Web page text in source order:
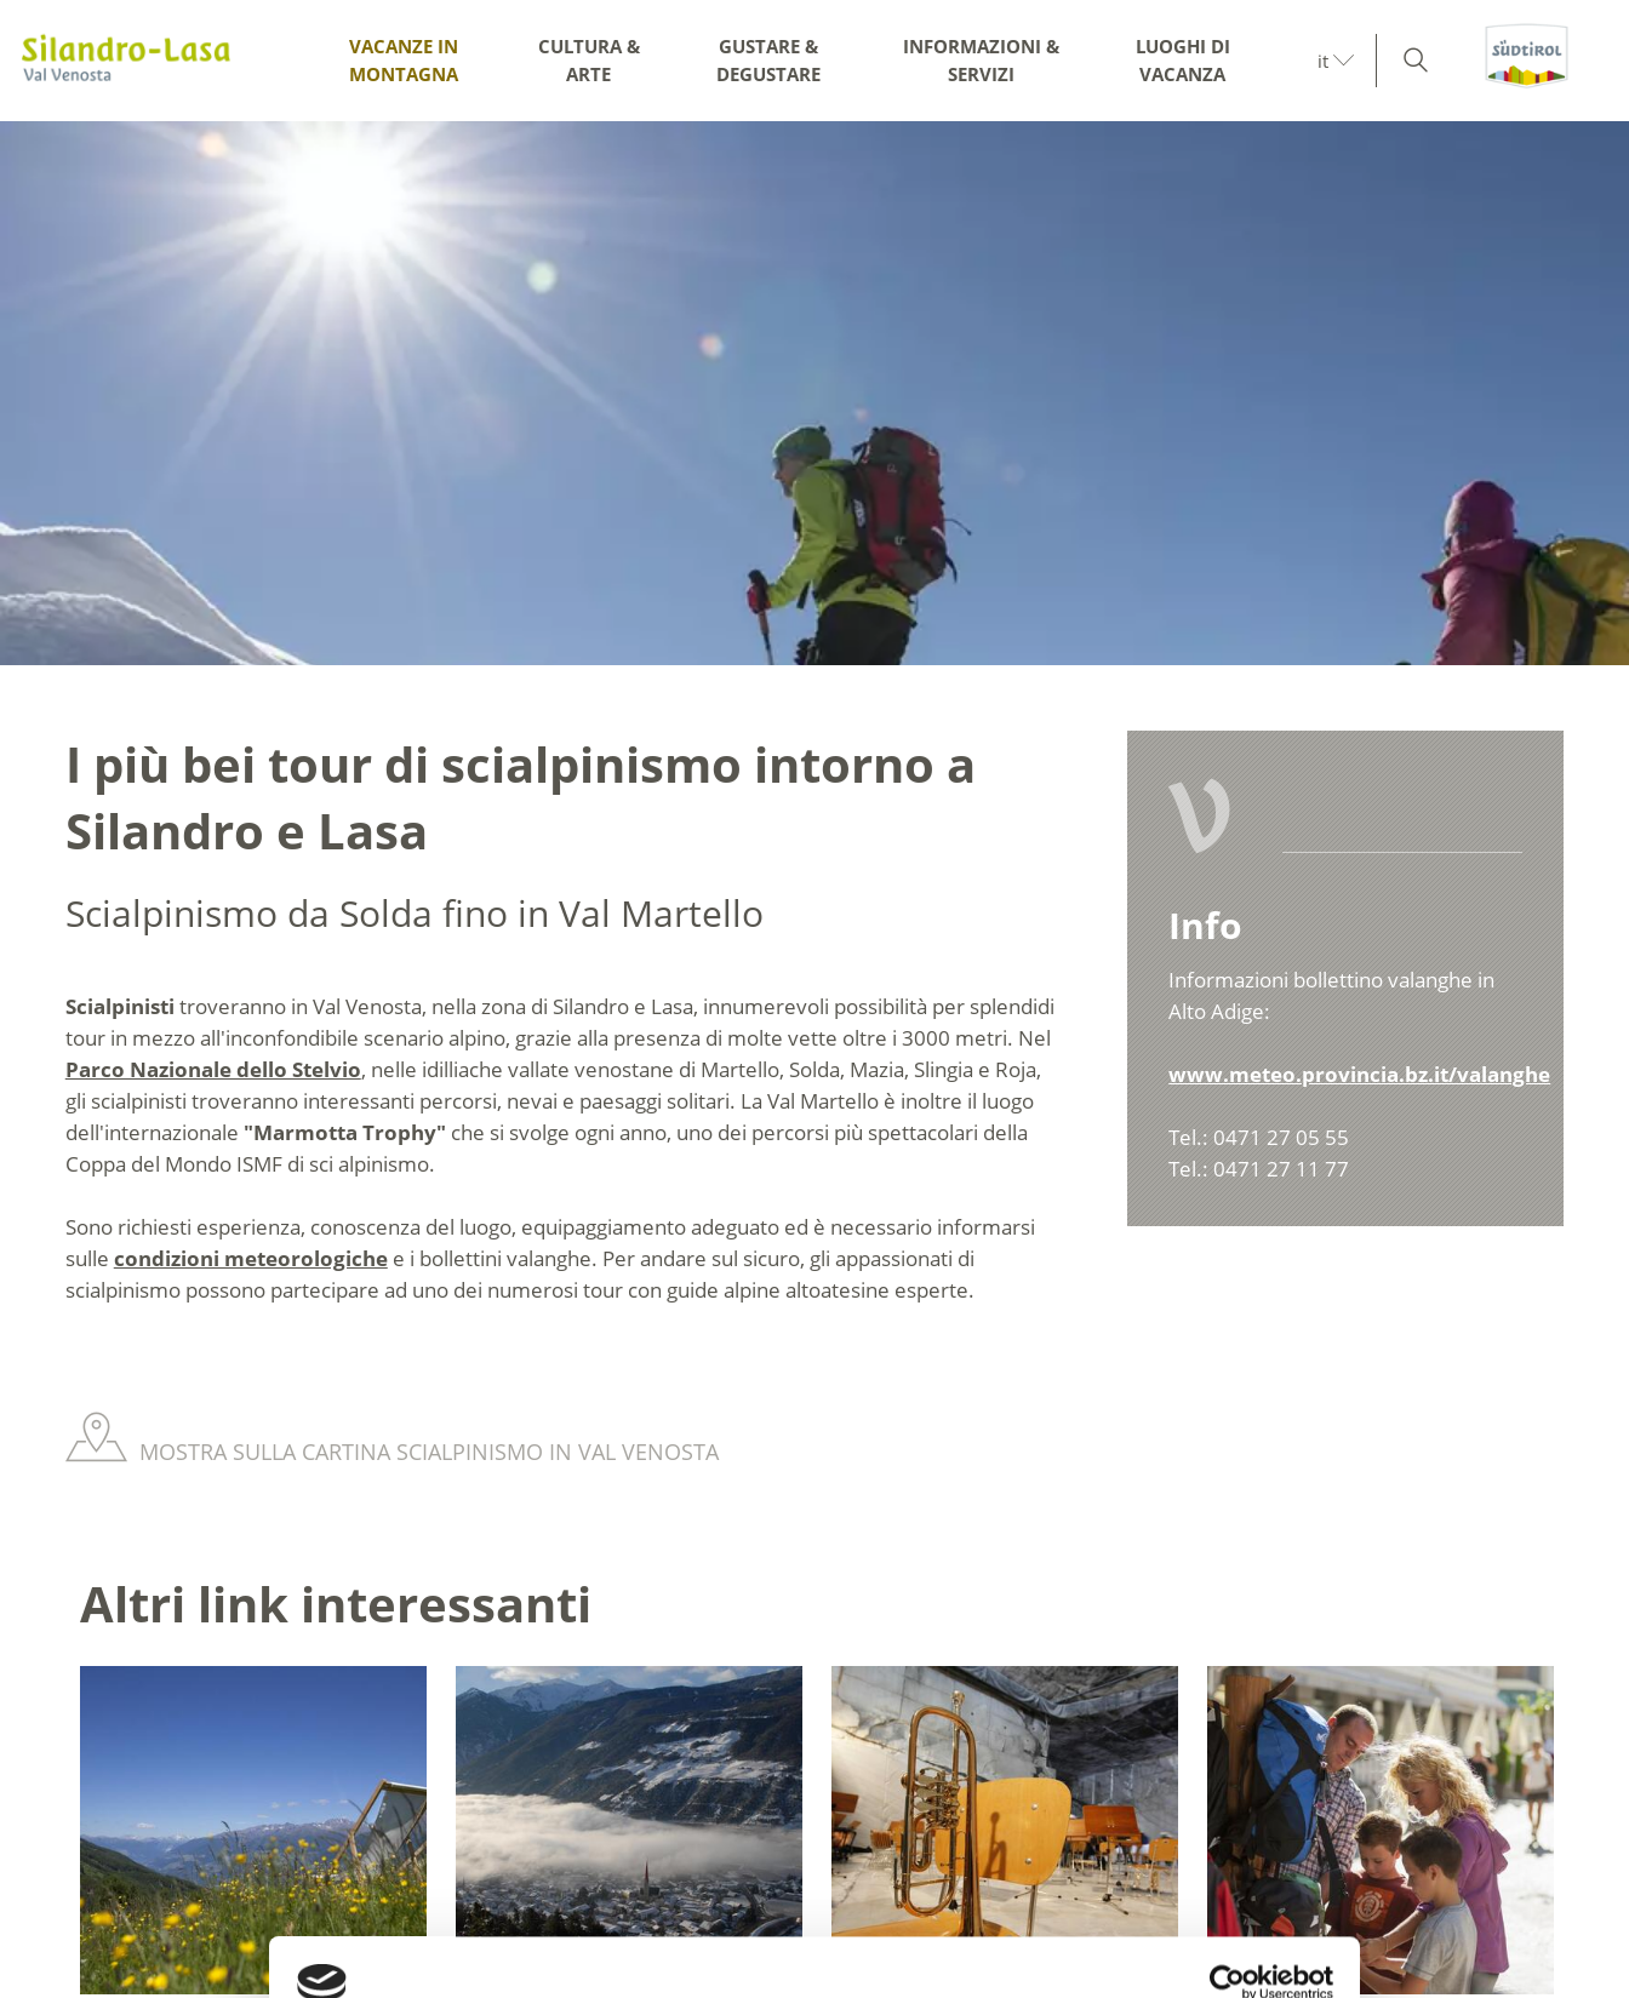
VACANZE IN
MONTAGNA
CULTURA &
ARTE
GUSTARE &
DEGUSTARE
INFORMAZIONI &
SERVIZI
LUOGHI DI
VACANZA
it
I più bei tour di scialpinismo intorno a
Silandro e Lasa
Scialpinismo da Solda fino in Val Martello
Scialpinisti troveranno in Val Venosta, nella zona di Silandro e Lasa, innumerevoli possibilità per splendidi
tour in mezzo all'inconfondibile scenario alpino, grazie alla presenza di molte vette oltre i 3000 metri. Nel
Parco Nazionale dello Stelvio, nelle idilliache vallate venostane di Martello, Solda, Mazia, Slingia e Roja,
gli scialpinisti troveranno interessanti percorsi, nevai e paesaggi solitari. La Val Martello è inoltre il luogo
dell'internazionale "Marmotta Trophy" che si svolge ogni anno, uno dei percorsi più spettacolari della
Coppa del Mondo ISMF di sci alpinismo.
Sono richiesti esperienza, conoscenza del luogo, equipaggiamento adeguato ed è necessario informarsi
sulle condizioni meteorologichee i bollettini valanghe. Per andare sul sicuro, gli appassionati di
scialpinismo possono partecipare ad uno dei numerosi tour con guide alpine altoatesine esperte.
V
Info
Informazioni bollettino valanghe in
Alto Adige:
www.meteo.provincia.bz.it/valanghe
Tel.: 0471 27 05 55
Tel.: 0471 27 11 77
MOSTRA SULLA CARTINA SCIALPINISMO IN VAL VENOSTA
Altri link interessanti